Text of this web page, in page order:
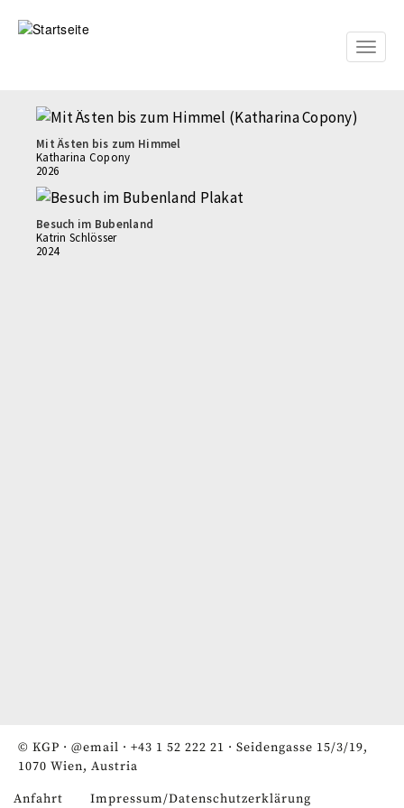
zum
Toggle
Mit Ästen bis zum Himmel
Katharina Copony
2026
Besuch im Bubenland
Katrin Schlösser
2024
© KGP · @email · +43 1 52 222 21 · Seidengasse 15/3/19,
1070 Wien, Austria
Anfahrt Impressum/Datenschutzerklärung